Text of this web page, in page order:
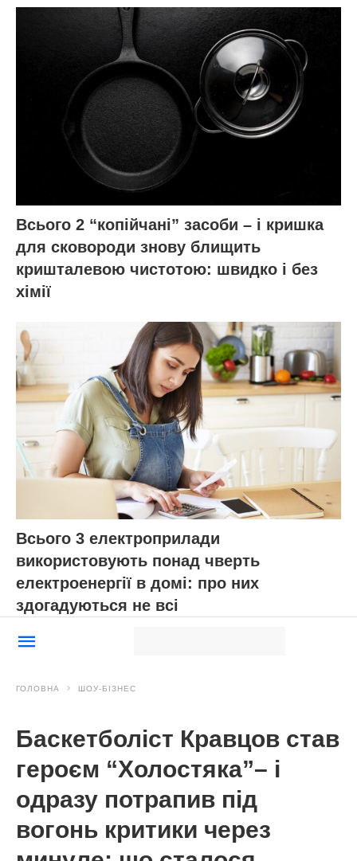
Всього 2 “копійчані” засоби – і кришка
для сковороди знову блищить
кришталевою чистотою: швидко і без
хімії
Всього 3 електроприлади
використовують понад чверть
електроенергії в домі: про них
здогадуються не всі